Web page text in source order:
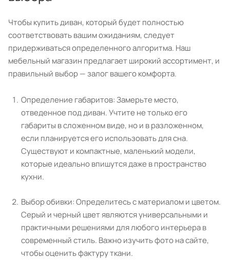
Чтобы купить диван, который будет полностью
соответствовать вашим ожиданиям, следует
придерживаться определенного алгоритма. Наш
мебельный магазин предлагает широкий ассортимент, и
правильный выбор — залог вашего комфорта.
Определение габаритов: Замерьте место,
отведенное под диван. Учтите не только его
габариты в сложенном виде, но и в разложенном,
если планируется его использовать для сна.
Существуют и компактные, маленький модели,
которые идеально впишутся даже в пространство
кухни.
Выбор обивки: Определитесь с материалом и цветом.
Серый и черный цвет являются универсальными и
практичными решениями для любого интерьера в
современный стиль. Важно изучить фото на сайте,
чтобы оценить фактуру ткани.